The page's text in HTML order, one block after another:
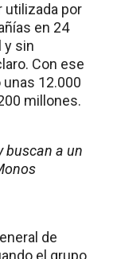
utilizada por
en 24
y sin
Con ese
12.000
millones.
buscan a un
de
el grupo